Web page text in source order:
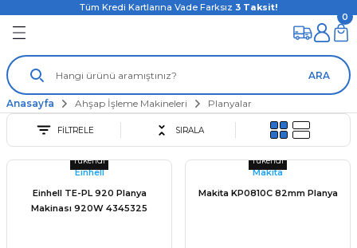
Tüm Kredi Kartlarına Vade Farksız 3 Taksit!
ARA
0
Anasayfa Ahşap İşleme Makineleri Planyalar
FİLTRELE SIRALA
Tükendi
Einhell
Einhell TE-PL 920 Planya
Makinası 920W 4345325
Tükendi
Makita
Makita KP0810C 82mm Planya